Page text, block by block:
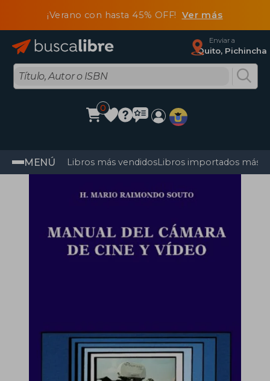
¡Verano con hasta 45% OFF! Ver más
Enviar a
Quito, Pichincha
0
MENÚ Libros más vendidosLibros importados más